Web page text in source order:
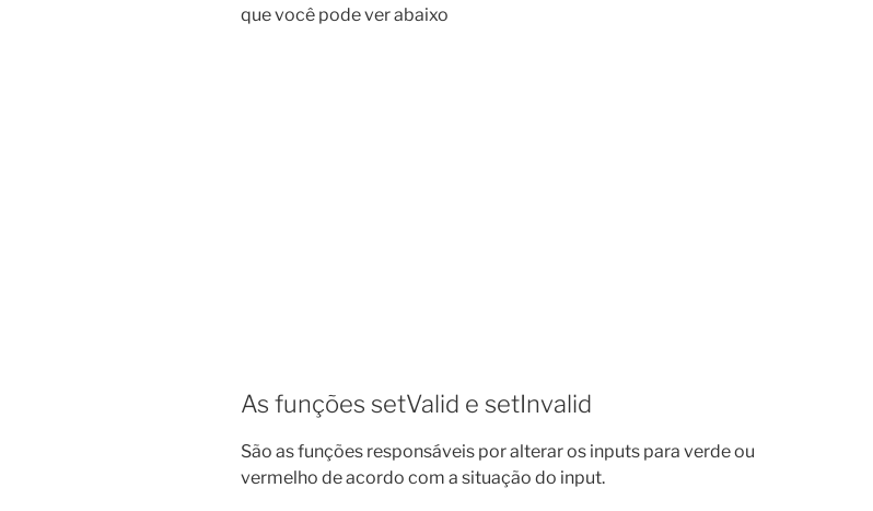
que você pode ver abaixo
As funções setValid e setInvalid
São as funções responsáveis por alterar os inputs para verde ou
vermelho de acordo com a situação do input.